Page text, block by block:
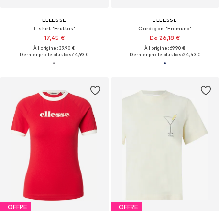
ELLESSE
T-shirt 'Fruttas'
17,45 €
À l'origine : 39,90 €
Dernier prix le plus bas :14,93 €
ELLESSE
Cardigan 'Framura'
De 26,18 €
À l'origine : 69,90 €
Dernier prix le plus bas :24,43 €
OFFRE OFFRE